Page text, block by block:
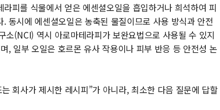
피를 식물에서 얻은 에센셜오일을 흡입하거나 희석하여 피
동시에 에센셜오일은 농축된 물질이므로 사용 방식과 안전
소(NCI) 역시 아로마테라피가 보완요법으로 사용될 수 있지
, 일부 오일은 호르몬 유사 작용이나 피부 반응 등 안전성 논
회사가 제시한 레시피”가 아니라, 최소한 다음 질문에 답할